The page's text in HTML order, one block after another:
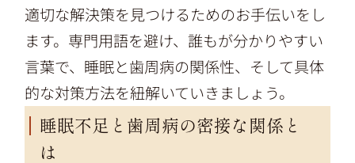
適切な解決策を見つけるためのお手伝いをし
ます。専門用語を避け、誰もが分かりやすい
言葉で、睡眠と歯周病の関係性、そして具体
的な対策方法を紐解いていきましょう。
睡眠不足と歯周病の密接な関係と
は